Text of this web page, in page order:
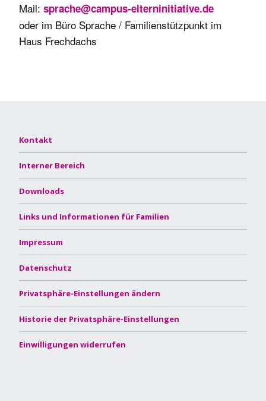
Mail: sprache@campus-elterninitiative.de
oder im Büro Sprache / Familienstützpunkt im
Haus Frechdachs
Kontakt
Interner Bereich
Downloads
Links und Informationen für Familien
Impressum
Datenschutz
Privatsphäre-Einstellungen ändern
Historie der Privatsphäre-Einstellungen
Einwilligungen widerrufen